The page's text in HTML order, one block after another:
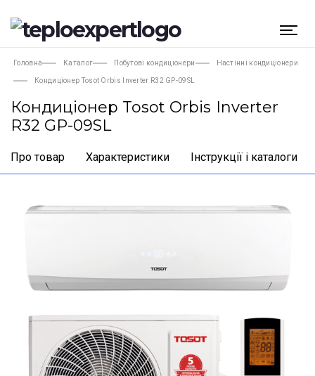
Головна Каталог Побутові кондиціонери Настінні кондиціонери
Кондиціонер Tosot Orbis Inverter R32 GP-09SL
Кондиціонер Tosot Orbis Inverter
R32 GP-09SL
Про товар Характеристики Інструкції і каталоги